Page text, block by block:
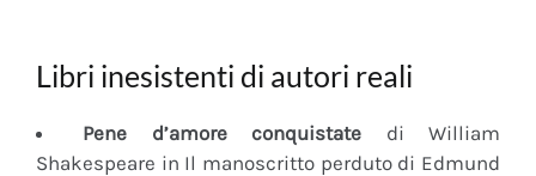
Libri inesistenti di autori reali
Pene d’amore conquistate di William
Shakespeare in Il manoscritto perduto di Edmund